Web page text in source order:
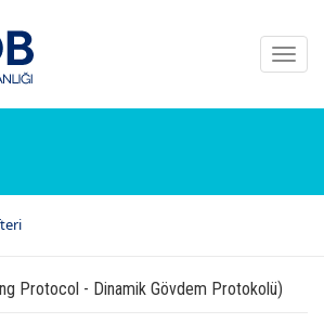
Protocol - Dinamik Gövdem Protokolü)